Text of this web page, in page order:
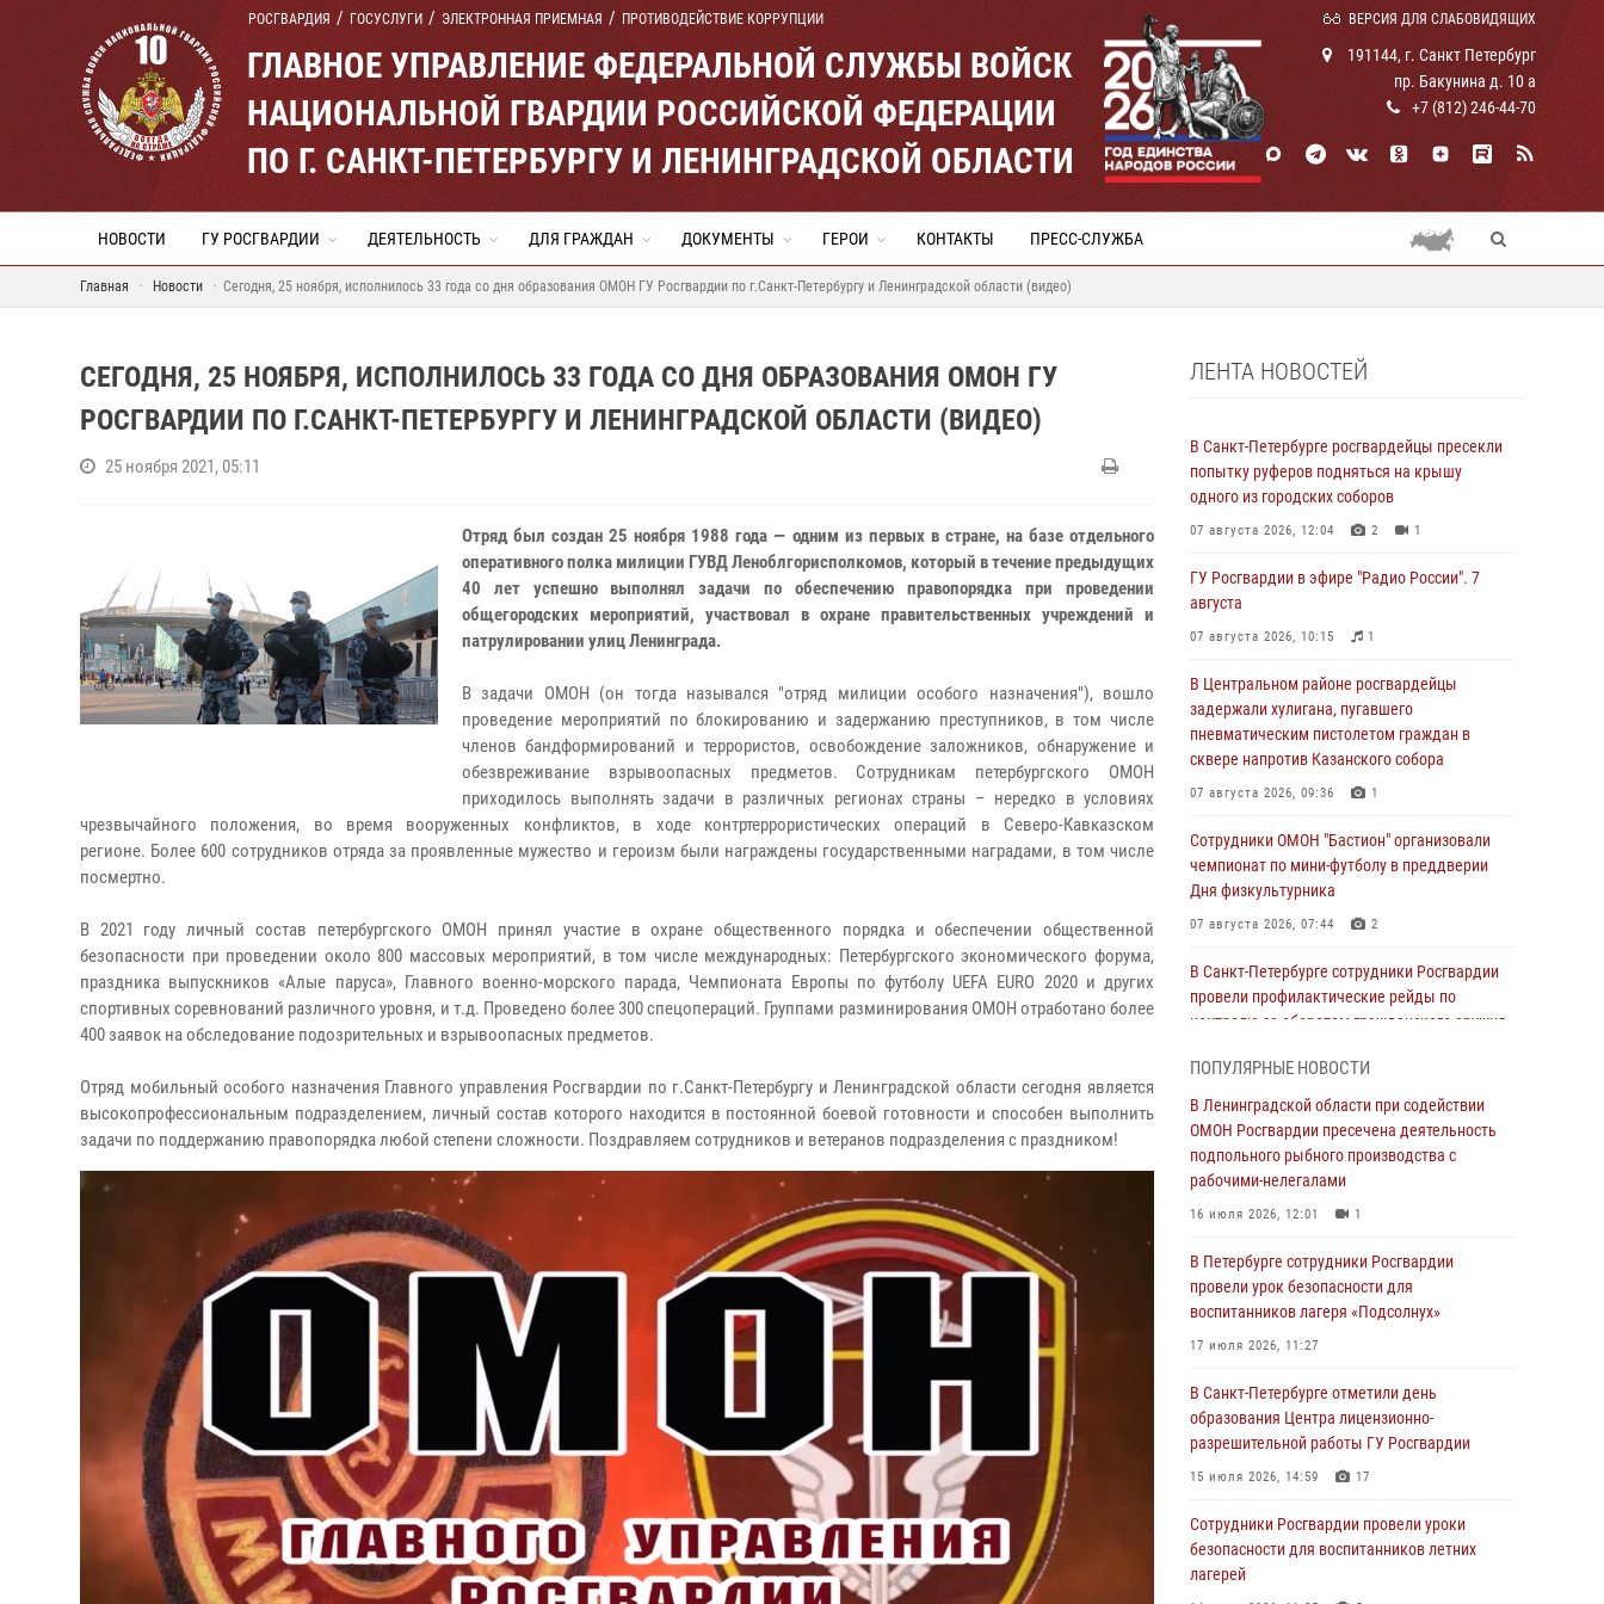
РОСГВАРДИЯ ГОСУСЛУГИ ЭЛЕКТРОННАЯ ПРИЕМНАЯ ПРОТИВОДЕЙСТВИЕ КОРРУПЦИИ ВЕРСИЯ ДЛЯ СЛАБОВИДЯЩИХ
ГЛАВНОЕ УПРАВЛЕНИЕ ФЕДЕРАЛЬНОЙ СЛУЖБЫ ВОЙСК
НАЦИОНАЛЬНОЙ ГВАРДИИ РОССИЙСКОЙ ФЕДЕРАЦИИ
ПО Г. САНКТ-ПЕТЕРБУРГУ И ЛЕНИНГРАДСКОЙ ОБЛАСТИ
191144, г. Санкт Петербург
пр. Бакунина д. 10 а
+7 (812) 246-44-70
НОВОСТИ ГУ РОСГВАРДИИ ДЕЯТЕЛЬНОСТЬ ДЛЯ ГРАЖДАН ДОКУМЕНТЫ ГЕРОИ КОНТАКТЫ ПРЕСС-СЛУЖБА
Главная Новости Сегодня, 25 ноября, исполнилось 33 года со дня образования ОМОН ГУ Росгвардии по г.Санкт-Петербургу и Ленинградской области (видео)
СЕГОДНЯ, 25 НОЯБРЯ, ИСПОЛНИЛОСЬ 33 ГОДА СО ДНЯ ОБРАЗОВАНИЯ ОМОН ГУ
РОСГВАРДИИ ПО Г.САНКТ-ПЕТЕРБУРГУ И ЛЕНИНГРАДСКОЙ ОБЛАСТИ (ВИДЕО)
25 ноября 2021, 05:11
Отряд был создан 25 ноября 1988 года — одним из первых в стране, на базе отдельного
оперативного полка милиции ГУВД Леноблгорисполкомов, который в течение предыдущих
40 лет успешно выполнял задачи по обеспечению правопорядка при проведении
общегородских мероприятий, участвовал в охране правительственных учреждений и
патрулировании улиц Ленинграда.
В задачи ОМОН (он тогда назывался "отряд милиции особого назначения"), вошло
проведение мероприятий по блокированию и задержанию преступников, в том числе
членов бандформирований и террористов, освобождение заложников, обнаружение и
обезвреживание взрывоопасных предметов. Сотрудникам петербургского ОМОН
приходилось выполнять задачи в различных регионах страны – нередко в условиях
чрезвычайного положения, во время вооруженных конфликтов, в ходе контртеррористических операций в Северо-Кавказском
регионе. Более 600 сотрудников отряда за проявленные мужество и героизм были награждены государственными наградами, в том числе
посмертно.
В 2021 году личный состав петербургского ОМОН принял участие в охране общественного порядка и обеспечении общественной
безопасности при проведении около 800 массовых мероприятий, в том числе международных: Петербургского экономического форума,
праздника выпускников «Алые паруса», Главного военно-морского парада, Чемпионата Европы по футболу UEFA EURO 2020 и других
спортивных соревнований различного уровня, и т.д. Проведено более 300 спецопераций. Группами разминирования ОМОН отработано более
400 заявок на обследование подозрительных и взрывоопасных предметов.
Отряд мобильный особого назначения Главного управления Росгвардии по г.Санкт-Петербургу и Ленинградской области сегодня является
высокопрофессиональным подразделением, личный состав которого находится в постоянной боевой готовности и способен выполнить
задачи по поддержанию правопорядка любой степени сложности. Поздравляем сотрудников и ветеранов подразделения с праздником!
ЛЕНТА НОВОСТЕЙ
В Санкт-Петербурге росгвардейцы пресекли
попытку руферов подняться на крышу
одного из городских соборов
07 августа 2026, 12:04 2 1
ГУ Росгвардии в эфире "Радио России". 7
августа
07 августа 2026, 10:15 1
В Центральном районе росгвардейцы
задержали хулигана, пугавшего
пневматическим пистолетом граждан в
сквере напротив Казанского собора
07 августа 2026, 09:36 1
Сотрудники ОМОН "Бастион" организовали
чемпионат по мини-футболу в преддверии
Дня физкультурника
07 августа 2026, 07:44 2
В Санкт-Петербурге сотрудники Росгвардии
провели профилактические рейды по
контролю за оборотом гражданского оружия
В Красносельском районе наряд Росгвардии
задержал правонарушителя, угрожавшего 17-
летнему подростку травматическим оружием
06 августа 2026, 13:39
оперативно задержали хулигана,
стрелявшего из пускового устройства рядом
с жилыми домами
06 августа 2026, 11:36
Сотрудники и военнослужащие Росгвардии
обеспечили правопорядок при проведении
матча "Зенит" - "Балтика"
06 августа 2026, 07:30 10
В Выборгском районе наряд Росгвардии
обнаружил разыскиваемый преступный
автотранспорт
ПОПУЛЯРНЫЕ НОВОСТИ
В Ленинградской области при содействии
ОМОН Росгвардии пресечена деятельность
подпольного рыбного производства с
рабочими-нелегалами
16 июля 2026, 12:01 1
В Петербурге сотрудники Росгвардии
провели урок безопасности для
воспитанников лагеря «Подсолнух»
17 июля 2026, 11:27
В Санкт-Петербурге отметили день
образования Центра лицензионно-
разрешительной работы ГУ Росгвардии
15 июля 2026, 14:59 17
Сотрудники Росгвардии провели уроки
безопасности для воспитанников летних
лагерей